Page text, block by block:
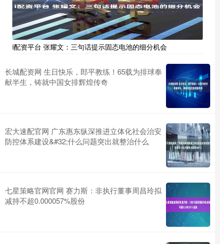
i配资平台 张耀文：三句话提示固态电池的细分机会
长城配资网 生日快乐，郎平教练！65载为排球奉
献半生，铸就中国女排辉煌传奇
宏大速配官网 广东惠东纵深推进立体化社会治安
防控体系建设&#32;什么问题突出就整治什么
七星策略官网官网 赛力斯：非执行董事周昌玲拟
减持不超0.000057%股份